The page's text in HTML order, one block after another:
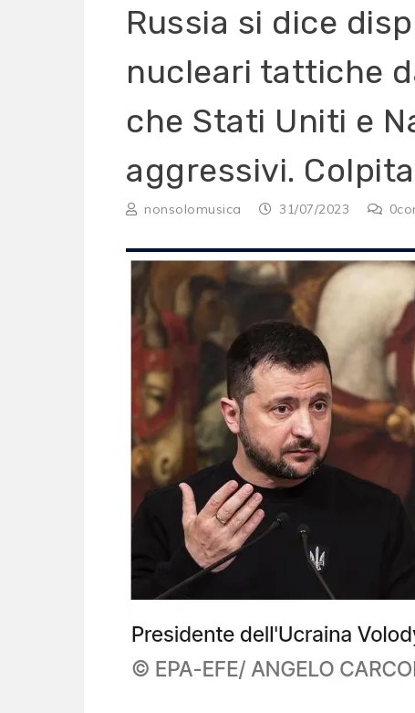
Russia si dice
nucleari tattiche
che Stati Uniti e
aggressivi.
nonsolomusica 31/07/2023 0